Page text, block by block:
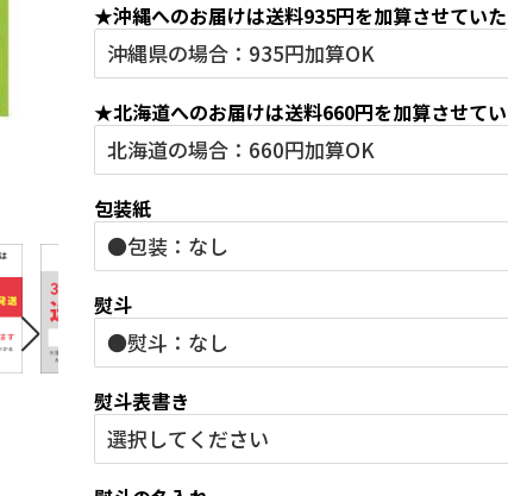
★沖縄へのお届けは送料935円を加算させていた
★北海道へのお届けは送料660円を加算させてい
包装紙
熨斗
熨斗表書き